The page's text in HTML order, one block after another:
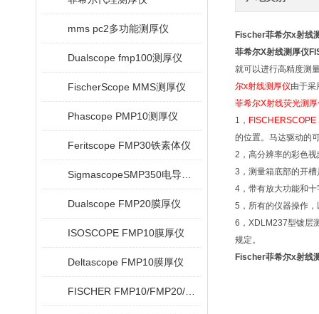
mms pc2多功能测厚仪
Dualscope fmp100测厚仪
FischerScope MMS测厚仪
Phascope PMP10测厚仪
Feritscope FMP30铁素体仪
Dualscope FMP20膜厚仪
ISOSCOPE FMP10膜厚仪
Deltascope FMP10膜厚仪
Fischer菲希尔x射线
菲希尔X射线测厚仪
就可以进行高精度测
尔x射线测厚仪由于采
菲希尔X射线荧光测
1，
的位置。马达驱动的
2，高分辨率的彩色
3，测量箱底部的开
4，带有放大功能和
5，所有的仪器操作
6，XDLM237型镀层
规定。
Fischer菲希尔x射线